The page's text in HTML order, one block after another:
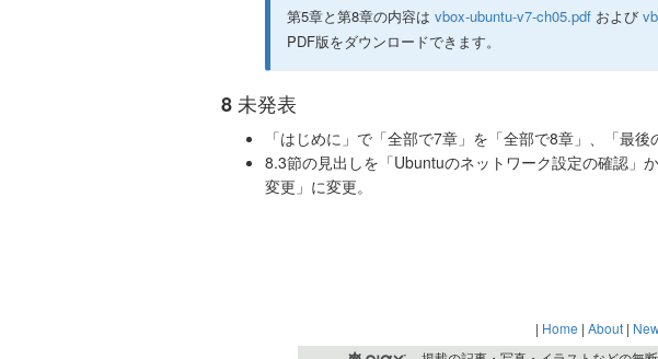
第5章と第8章の内容は vbox-ubuntu-v7-ch05.pdf および
PDF版をダウンロードできます。
8 未発表
「はじめに」で「全部で7章」を「全部で8章」、「最後
8.3節の見出しを「Ubuntuのネットワーク設定の確認」
変更」に変更。
| Home | About |